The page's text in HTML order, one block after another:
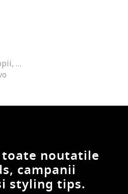
Costum de baie pentru copii, Poliester, Bleumarin, Albastru
noutatile
campanii
styling tips.